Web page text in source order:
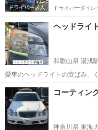
ドライバーダイレ
ヘッドライ
和歌山県 湯浅
愛車のヘッドライトの黄ばみ、
まキャンペーン中にてお安くさせてい
和歌山 有田郡
コーティン
神奈川県 東海